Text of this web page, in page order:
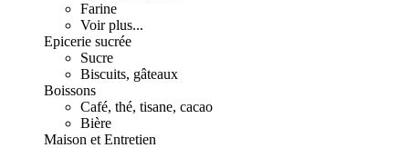
Farine
Voir plus...
Epicerie sucrée
Sucre
Biscuits, gâteaux
Boissons
Café, thé, tisane, cacao
Bière
Maison et Entretien